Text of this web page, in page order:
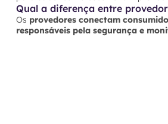
Qual a diferença entre
Os provedores conectam
responsáveis pela segurança e